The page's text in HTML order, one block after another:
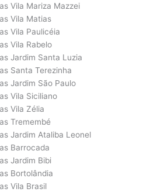
Vila Mariza Mazzei
Vila Matias
Vila Paulicéia
Vila Rabelo
Jardim Santa Luzia
Santa Terezinha
Jardim São Paulo
Vila Siciliano
Vila Zélia
Tremembé
Jardim Ataliba Leonel
Barrocada
Jardim Bibi
Bortolândia
Vila Brasil